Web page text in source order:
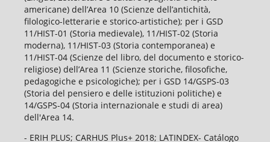
americane) dell’Area 10 (Scienze dell’antichità,
filologico-letterarie e storico-artistiche); per i GSD
11/HIST-01 (Storia medievale), 11/HIST-02 (Storia
moderna), 11/HIST-03 (Storia contemporanea) e
11/HIST-04 (Scienze del libro, del documento e storico-
religiose) dell’Area 11 (Scienze storiche, filosofiche,
pedagogiche e psicologiche); per i GSD 14/GSPS-03
(Storia del pensiero e delle istituzioni politiche) e
14/GSPS-04 (Storia internazionale e studi di area)
dell'Area 14.
- ERIH PLUS; CARHUS Plus+ 2018; LATINDEX- Catálogo